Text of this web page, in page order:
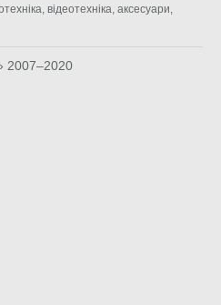
відеотехніка, аксесуари,
2007–2020